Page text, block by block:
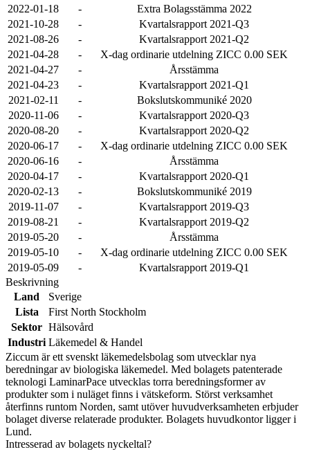
2022-01-18
-
Extra Bolagsstämma 2022
2021-10-28
-
Kvartalsrapport 2021-Q3
2021-08-26
-
Kvartalsrapport 2021-Q2
2021-04-28
-
X-dag ordinarie utdelning ZICC 0.00 SEK
2021-04-27
-
Årsstämma
2021-04-23
-
Kvartalsrapport 2021-Q1
2021-02-11
-
Bokslutskommuniké 2020
2020-11-06
-
Kvartalsrapport 2020-Q3
2020-08-20
-
Kvartalsrapport 2020-Q2
2020-06-17
-
X-dag ordinarie utdelning ZICC 0.00 SEK
2020-06-16
-
Årsstämma
2020-04-17
-
Kvartalsrapport 2020-Q1
2020-02-13
-
Bokslutskommuniké 2019
2019-11-07
-
Kvartalsrapport 2019-Q3
2019-08-21
-
Kvartalsrapport 2019-Q2
2019-05-20
-
Årsstämma
2019-05-10
-
X-dag ordinarie utdelning ZICC 0.00 SEK
2019-05-09
-
Kvartalsrapport 2019-Q1
Beskrivning
Land
Sverige
Lista
First North Stockholm
Sektor Hälsovård
Industri Läkemedel & Handel
Ziccum är ett svenskt läkemedelsbolag som utvecklar nya
beredningar av biologiska läkemedel. Med bolagets patenterade
teknologi LaminarPace utvecklas torra beredningsformer av
produkter som i nuläget finns i vätskeform. Störst verksamhet
återfinns runtom Norden, samt utöver huvudverksamheten erbjuder
bolaget diverse relaterade produkter. Bolagets huvudkontor ligger i
Lund.
Intresserad av bolagets nyckeltal?